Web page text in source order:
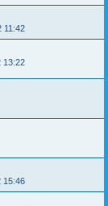
11:42
13:22
15:46